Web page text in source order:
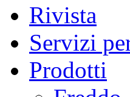
Rivista
Servizi
Prodotti